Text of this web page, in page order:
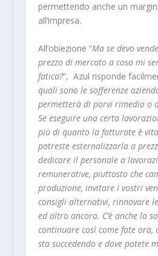
permettendo anche un
all’impresa.
All’obiezione “Ma se devo
prezzo di mercato a cosa mi
fatica?”, Azul risponde
quali sono le sofferenze
permetterà di porvi rimedio o
Se eseguire una certa
più di quanto la fatturate è
potreste esternalizzarla a
dedicare il personale a
remunerative, piuttosto che
produzione, invitare i vostri
consigli alternativi, rinnovare
ed altro ancora. C’è anche la
continuare così come fate ora,
sta succedendo e dove potete